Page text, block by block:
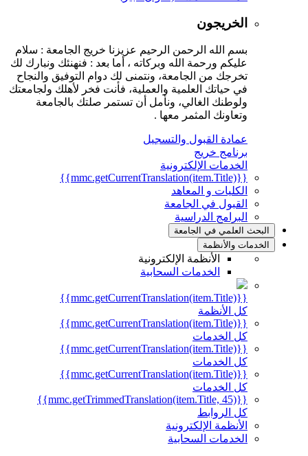
الخريجون
بسم الله الرحمن الرحيم عزيزنا خريج الجامعة : سلام
عليكم ورحمة الله وبركاته ، أما بعد : فنهنئك ونبارك لك
تخرجك من الجامعة، ونتمنى لك دوام التوفيق والنجاح
في حياتك العلمية والعملية، فأنت فخر لأهلك ولجامعتك
ولوطنك الغالي، ونأمل أن تستمر صلتك بالجامعة
وتعاونك المثمر معها .
عمادة القبول والتسجيل
برنامج خريج
الخدمات الإلكترونية
{{mmc.getCurrentTranslation(item.Title)}}
الكليات و المعاهد
القبول في الجامعة
البرامج الدراسية
البحث العلمي في الجامعة
الخدمات والأنظمة
الأنظمة الإلكترونية
الخدمات السحابية
{{mmc.getCurrentTranslation(item.Title)}}
كل الأنظمة
{{mmc.getCurrentTranslation(item.Title)}}
كل الخدمات
{{mmc.getCurrentTranslation(item.Title)}}
كل الخدمات
{{mmc.getCurrentTranslation(item.Title)}}
كل الخدمات
{{mmc.getTrimmedTranslation(item.Title, 45)}}
كل الروابط
الأنظمة الإلكترونية
الخدمات السحابية